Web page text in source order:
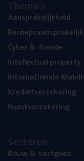
Aan­spra­ke­lijk­heid
Cyber& fraude
Intel­lec­tu­al property
Inter­na­ti­o­na­le
Kre­diet­ver­ze­ke­ring
Kunst­ver­ze­ke­ring
Bouw& vastgoed